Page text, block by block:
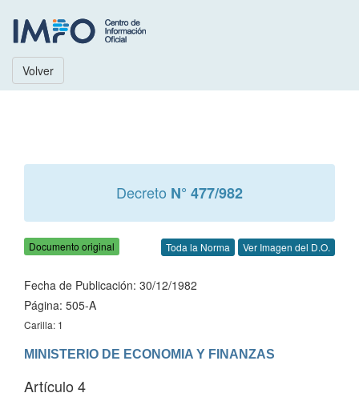
Volver
Decreto N° 477/982
Documento original Toda la Norma Ver Imagen del D.O.
Fecha de Publicación: 30/12/1982
Página: 505-A
Carilla: 1
MINISTERIO DE ECONOMIA Y FINANZAS
Artículo 4